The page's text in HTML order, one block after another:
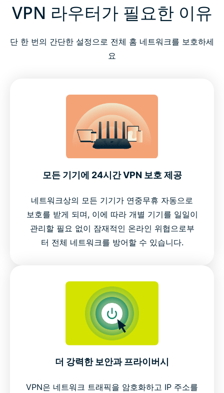
VPN 라우터가 필요한 이유
단 한 번의 간단한 설정으로 전체 홈 네트워크를 보호하세
요
모든 기기에 24시간 VPN 보호 제공
네트워크상의 모든 기기가 연중무휴 자동으로
보호를 받게 되며, 이에 따라 개별 기기를 일일이
관리할 필요 없이 잠재적인 온라인 위협으로부
터 전체 네트워크를 방어할 수 있습니다.
더 강력한 보안과 프라이버시
VPN은 네트워크 트래픽을 암호화하고 IP 주소를